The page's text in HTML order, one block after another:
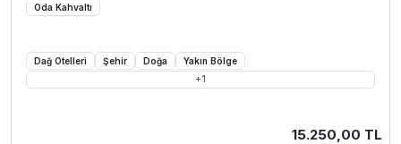
Oda Kahvaltı
Dağ Otelleri Şehir Doğa
Yakın Bölge
+1
15.250,00 TL